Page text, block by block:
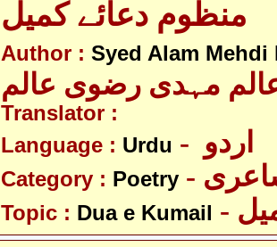
منظوم دعائے کمیل
Author : Syed Alam Mehdi
مہدی رضوی عالم
Translator :
Language : Urdu
Category : Poetry
Topic : Dua e Kumail